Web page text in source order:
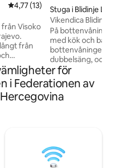
4,77 av 5 i genomsnittligt
4,77 (13)
från Visoko
från
är 30
på bara
, kan
med
Stuga i Blidinje
Vikendica
På
med kök och
bottenvåningen
dubbelsäng, och
dubbelsäng och
Längs
ingång finns en
Inredningen av
trädkoja, och
stationerade nära
för
i Federationen av